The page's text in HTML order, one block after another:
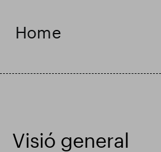
Home
Visió general